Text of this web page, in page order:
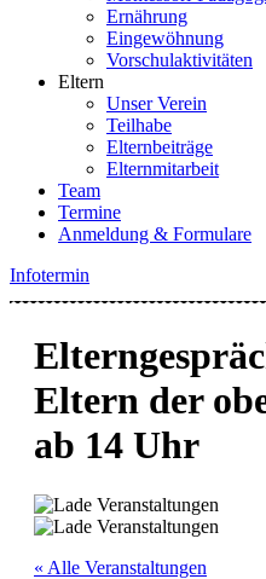
Ernährung
Eingewöhnung
Vorschulaktivitäten
Eltern
Unser Verein
Teilhabe
Elternbeiträge
Elternmitarbeit
Team
Termine
Anmeldung & Formulare
Infotermin
Eltern der
ab 14 Uhr
« Alle Veranstaltungen